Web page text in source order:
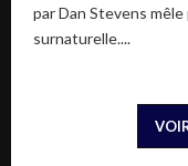
par Dan Stevens
surnaturelle....